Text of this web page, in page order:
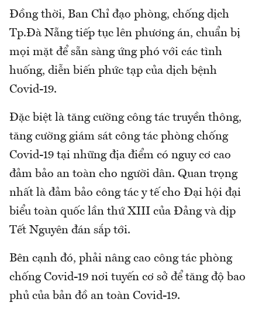
Đồng thời, Ban Chỉ đạo phòng, chống dịch
Tp.Đà Nẵng tiếp tục lên phương án, chuẩn bị
mọi mặt để sẵn sàng ứng phó với các tình
huống, diễn biến phức tạp của dịch bệnh
Covid-19.
Đặc biệt là tăng cường công tác truyền thông,
tăng cường giám sát công tác phòng chống
Covid-19 tại những địa điểm có nguy cơ cao
đảm bảo an toàn cho người dân. Quan trọng
nhất là đảm bảo công tác y tế cho Đại hội đại
biểu toàn quốc lần thứ XIII của Đảng và dịp
Tết Nguyên đán sắp tới.
Bên cạnh đó, phải nâng cao công tác phòng
chống Covid-19 nơi tuyến cơ sở để tăng độ bao
phủ của bản đồ an toàn Covid-19.